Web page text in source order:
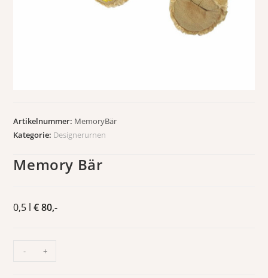
Artikelnummer: MemoryBär
Kategorie: Designerurnen
Memory Bär
0,5 l€ 80,-
- +